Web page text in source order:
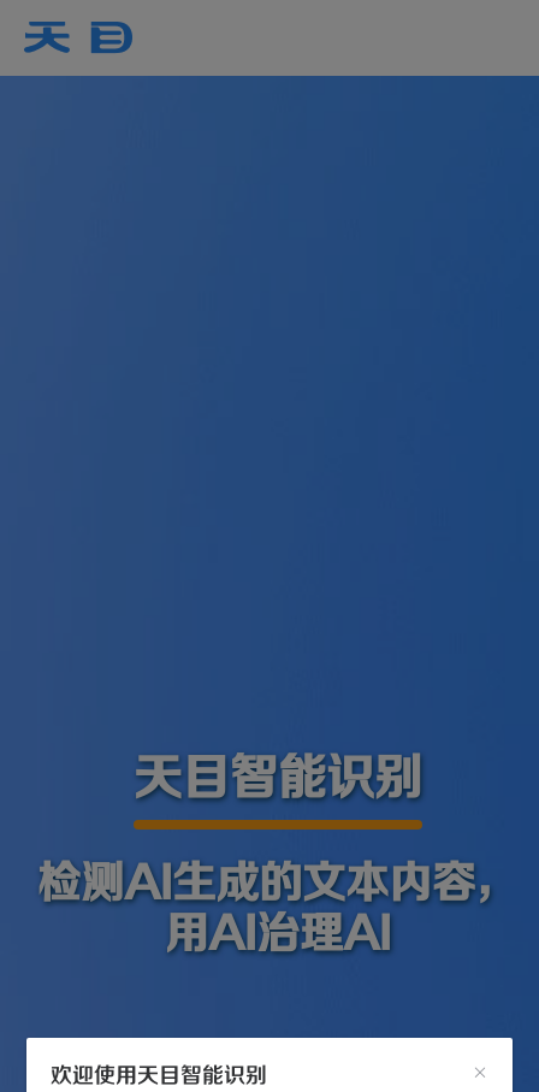
天目智能识别
检测AI生成的文本内容，
用AI治理AI
欢迎使用天目智能识别